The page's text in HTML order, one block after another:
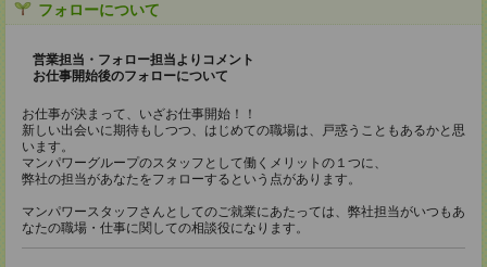
フォローについて
営業担当・フォロー担当よりコメント
お仕事開始後のフォローについて
お仕事が決まって、いざお仕事開始！！
新しい出会いに期待もしつつ、はじめての職場は、戸惑うこともあるかと思
います。
マンパワーグループのスタッフとして働くメリットの１つに、
弊社の担当があなたをフォローするという点があります。
マンパワースタッフさんとしてのご就業にあたっては、弊社担当がいつもあ
なたの職場・仕事に関しての相談役になります。